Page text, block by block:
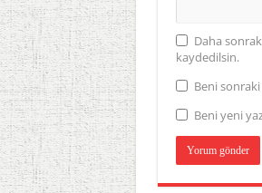
Daha
kaydedilsin.
Beni
Beni yeni